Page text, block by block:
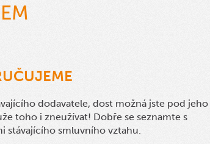
dodavatele, dost možná jste pod jeho
toho i zneužívat! Dobře se seznamte s
stávajícího smluvního vztahu.